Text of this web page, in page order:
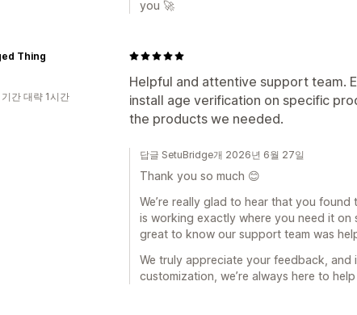
you 🚀
Helpful and attentive support team.
install age verification on specific
the products we needed.
Thing
간 대략 1시간
답글 SetuBridge개 2026년 6월 27일
Thank you so much 😊
We’re really glad to hear that you
is working exactly where you need it on
great to know our support team was
We truly appreciate your feedback,
customization, we’re always here to